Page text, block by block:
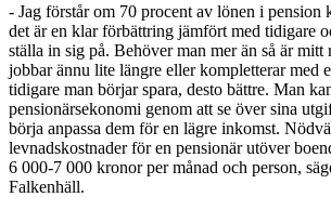
- Jag förstår om 70 procent av lönen i pension
det är en klar förbättring jämfört med tidigare
ställa in sig på. Behöver man mer än så är mitt
jobbar ännu lite längre eller kompletterar med
tidigare man börjar spara, desto bättre. Man
pensionärsekonomi genom att se över sina
börja anpassa dem för en lägre inkomst.
levnadskostnader för en pensionär utöver
6 000-7 000 kronor per månad och person,
Falkenhäll.